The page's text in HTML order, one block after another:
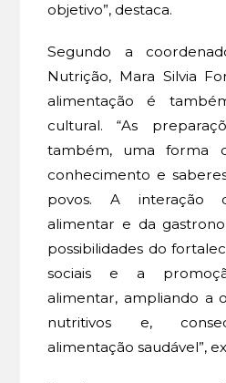
objetivo”, destaca.
Segundo a
Nutrição, Mara Silvia
alimentação é
cultural. “As
também, uma forma
conhecimento e
povos. A interação
alimentar e da
possibilidades do
sociais e a
alimentar, ampliando a
nutritivos e,
alimentação saudável”,